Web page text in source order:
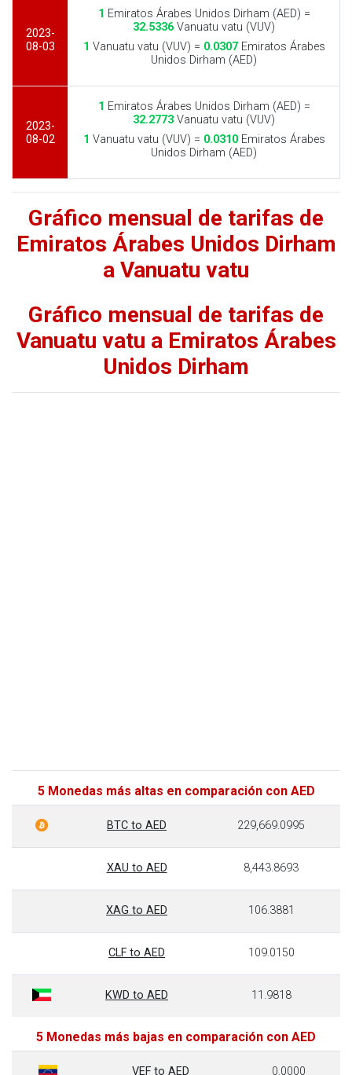
2023-
08-03
1 Emiratos Árabes Unidos Dirham (AED) =
32.5336 Vanuatu vatu (VUV)
1 Vanuatu vatu (VUV) = 0.0307Emiratos Árabes
Unidos Dirham (AED)
2023-
08-02
1 Emiratos Árabes Unidos Dirham (AED) =
32.2773 Vanuatu vatu (VUV)
1 Vanuatu vatu (VUV) = 0.0310Emiratos Árabes
Unidos Dirham (AED)
Gráfico mensual de tarifas de
Emiratos Árabes Unidos Dirham
a Vanuatu vatu
Gráfico mensual de tarifas de
Vanuatu vatu a Emiratos Árabes
Unidos Dirham
5 Monedas más altas en comparación con AED
BTC to AED 229,669.0995
XAU to AED 8,443.8693
XAG to AED 106.3881
CLF to AED 109.0150
KWD to AED 11.9818
5 Monedas más bajas en comparación con AED
VEF to AED 0.0000